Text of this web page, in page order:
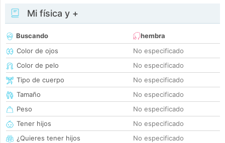
Mi física y +
Buscando
hembra
Color de ojos
No especificado
Color de pelo
No especificado
Tipo de cuerpo
No especificado
Tamaño
No especificado
Peso
No especificado
Tener hijos
No especificado
¿Quieres tener hijos
No especificado